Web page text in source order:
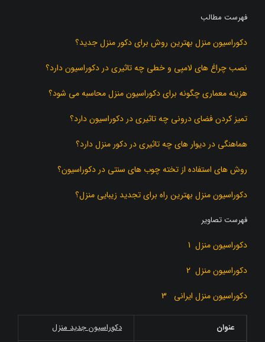
فهرست مطالب
دکوراسیون منزل بهترین روش برای دکور منزل جدید؟
نصب چراغ های لامپی و خطی چه تاثیری در دکوراسیون دارد؟
هزینه معماری چگونه برای دکوراسیون منزل محاسبه می شود؟
تمیز کردن فضای درونی چه تاثیری در دکوراسیون دارد؟
هماهنگی در دیوار های چه تاثیری در دکور منزل دارد؟
روش های استفاده از تخته چوب های سنتی در دکوراسیون؟
دکوراسیون منزل بهترین راه برای تجدید زیبایی منزل؟
فهرست تصاویر
دکوراسیون منزل 1
دکوراسیون منزل 2
دکوراسیون منزل ایرانی 3
عنوان دکوراسیون جدید منزل